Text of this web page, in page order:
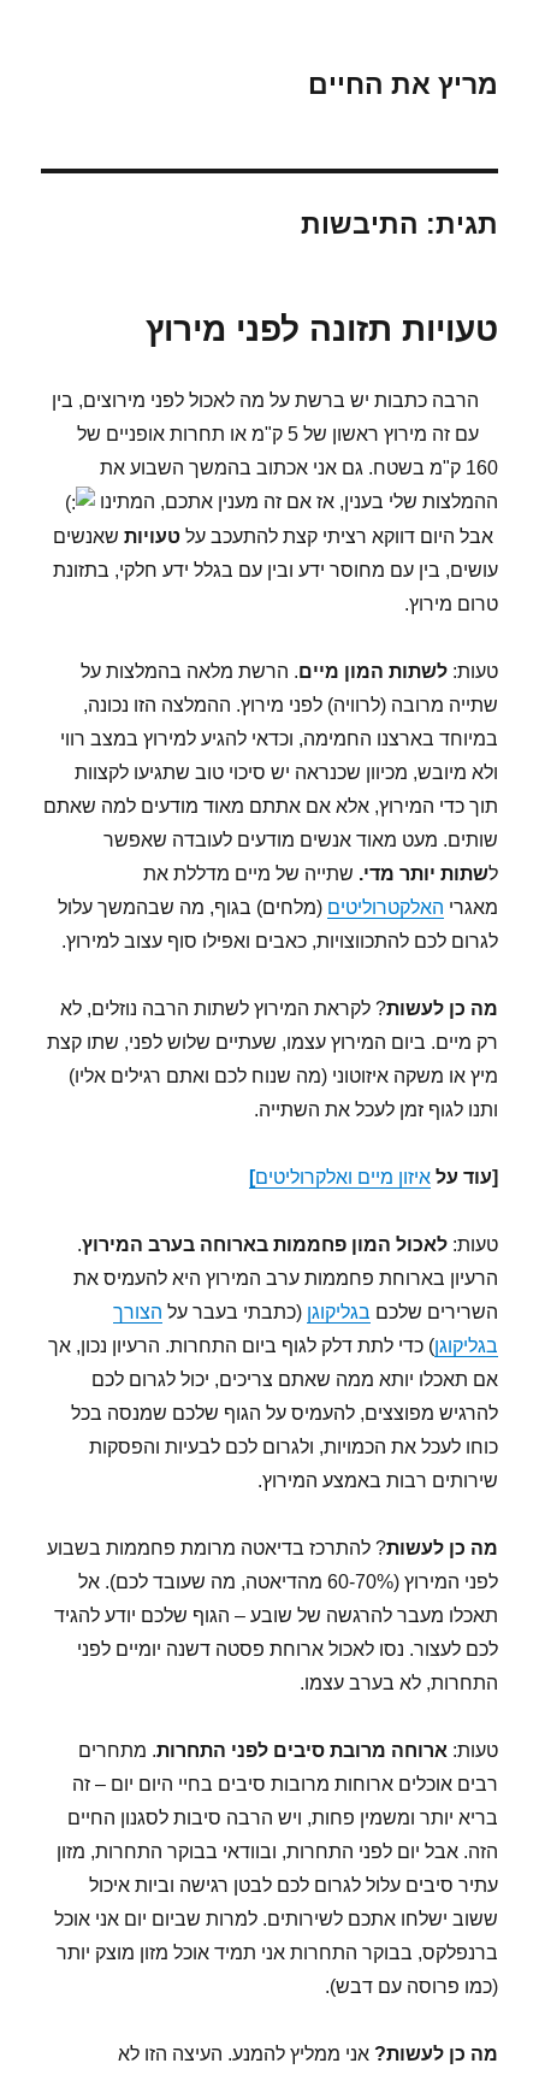
מריץ את החיים
תגית: התיבשות
טעויות תזונה לפני מירוץ
הרבה כתבות יש ברשת על מה לאכול לפני מירוצים, בין
עם זה מירוץ ראשון של 5 ק"מ או תחרות אופניים של
160 ק"מ בשטח. גם אני אכתוב בהמשך השבוע את
ההמלצות שלי בענין, אז אם זה מענין אתכם, המתינו
אבל היום דווקא רציתי קצת להתעכב עלטעויות שאנשים
עושים, בין עם מחוסר ידע ובין עם בגלל ידע חלקי, בתזונת
טרום מירוץ.
טעות:לשתות המון מיים. הרשת מלאה בהמלצות על
שתייה מרובה (לרוויה) לפני מירוץ. ההמלצה הזו נכונה,
במיוחד בארצנו החמימה, וכדאי להגיע למירוץ במצב רווי
ולא מיובש, מכיוון שכנראה יש סיכוי טוב שתגיעו לקצוות
תוך כדי המירוץ, אלא אם אתתם מאוד מודעים למה שאתם
שותים. מעט מאוד אנשים מודעים לעובדה שאפשר
לשתות יותר מדי. שתייה של מיים מדללת את
מאגרי האלקטרוליטים (מלחים) בגוף, מה שבהמשך עלול
לגרום לכם להתכווצויות, כאבים ואפילו סוף עצוב למירוץ.
מה כן לעשות? לקראת המירוץ לשתות הרבה נוזלים, לא
רק מיים. ביום המירוץ עצמו, שעתיים שלוש לפני, שתו קצת
מיץ או משקה איזוטוני (מה שנוח לכם ואתם רגילים אליו)
ותנו לגוף זמן לעכל את השתייה.
[עוד על איזון מיים ואלקרוליטים]
טעות:לאכול המון פחממות בארוחה בערב המירוץ.
הרעיון בארוחת פחממות ערב המירוץ היא להעמיס את
השרירים שלכם בגליקוגן (כתבתי בעבר על הצורך
בגליקוגן) כדי לתת דלק לגוף ביום התחרות. הרעיון נכון, אך
אם תאכלו יותא ממה שאתם צריכים, יכול לגרום לכם
להרגיש מפוצצים, להעמיס על הגוף שלכם שמנסה בכל
כוחו לעכל את הכמויות, ולגרום לכם לבעיות והפסקות
שירותים רבות באמצע המירוץ.
מה כן לעשות? להתרכז בדיאטה מרומת פחממות בשבוע
לפני המירוץ (60-70% מהדיאטה, מה שעובד לכם). אל
תאכלו מעבר להרגשה של שובע – הגוף שלכם יודע להגיד
לכם לעצור. נסו לאכול ארוחת פסטה דשנה יומיים לפני
התחרות, לא בערב עצמו.
טעות: ארוחה מרובת סיבים לפני התחרות. מתחרים
רבים אוכלים ארוחות מרובות סיבים בחיי היום יום – זה
בריא יותר ומשמין פחות, ויש הרבה סיבות לסגנון החיים
הזה. אבל יום לפני התחרות, ובוודאי בבוקר התחרות, מזון
עתיר סיבים עלול לגרום לכם לבטן רגישה וביות איכול
ששוב ישלחו אתכם לשירותים. למרות שביום יום אני אוכל
ברנפלקס, בבוקר התחרות אני תמיד אוכל מזון מוצק יותר
(כמו פרוסה עם דבש).
מה כן לעשות? אני ממליץ להמנע. העיצה הזו לא